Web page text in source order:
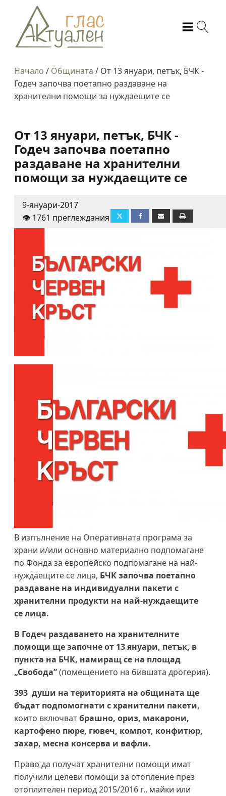
Начало / Общината / От 13 януари, петък, БЧК -
Годеч започва поетапно раздаване на
хранителни помощи за нуждаещите се
От 13 януари, петък, БЧК -
Годеч започва поетапно
раздаване на хранителни
помощи за нуждаещите се
9-януари-2017
👁️ 1761 преглеждания
В изпълнение на Оперативната програма за
храни и/или основно материално подпомагане
по Фонда за европейско подпомагане на най-
нуждаещите се лица, БЧК започва поетапно
раздаване на индивидуални пакети с
хранителни продукти на най-нуждаещите
се лица.
В Годеч раздаването на хранителните
помощи ще започне от 13 януари, петък, в
пункта на БЧК, намиращ се на площад
„Свобода”(помещението на бившата дрогерия).
393 души на територията на общината ще
бъдат подпомогнати с хранителни пакети,
които включватбрашно, ориз, макарони,
картофено пюре, гювеч, компот, конфитюр,
захар, месна консерва и вафли.
Право да получат хранителни помощи имат
получили целеви помощи за отопление през
отоплителен период 2015/2016 г., майки или